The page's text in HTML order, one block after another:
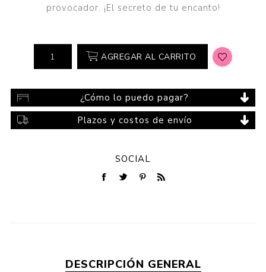
provocador. ¡El secreto de tu encanto!
AGREGAR AL CARRITO
¿Cómo lo puedo pagar?
Plazos y costos de envío
SOCIAL
DESCRIPCIÓN GENERAL